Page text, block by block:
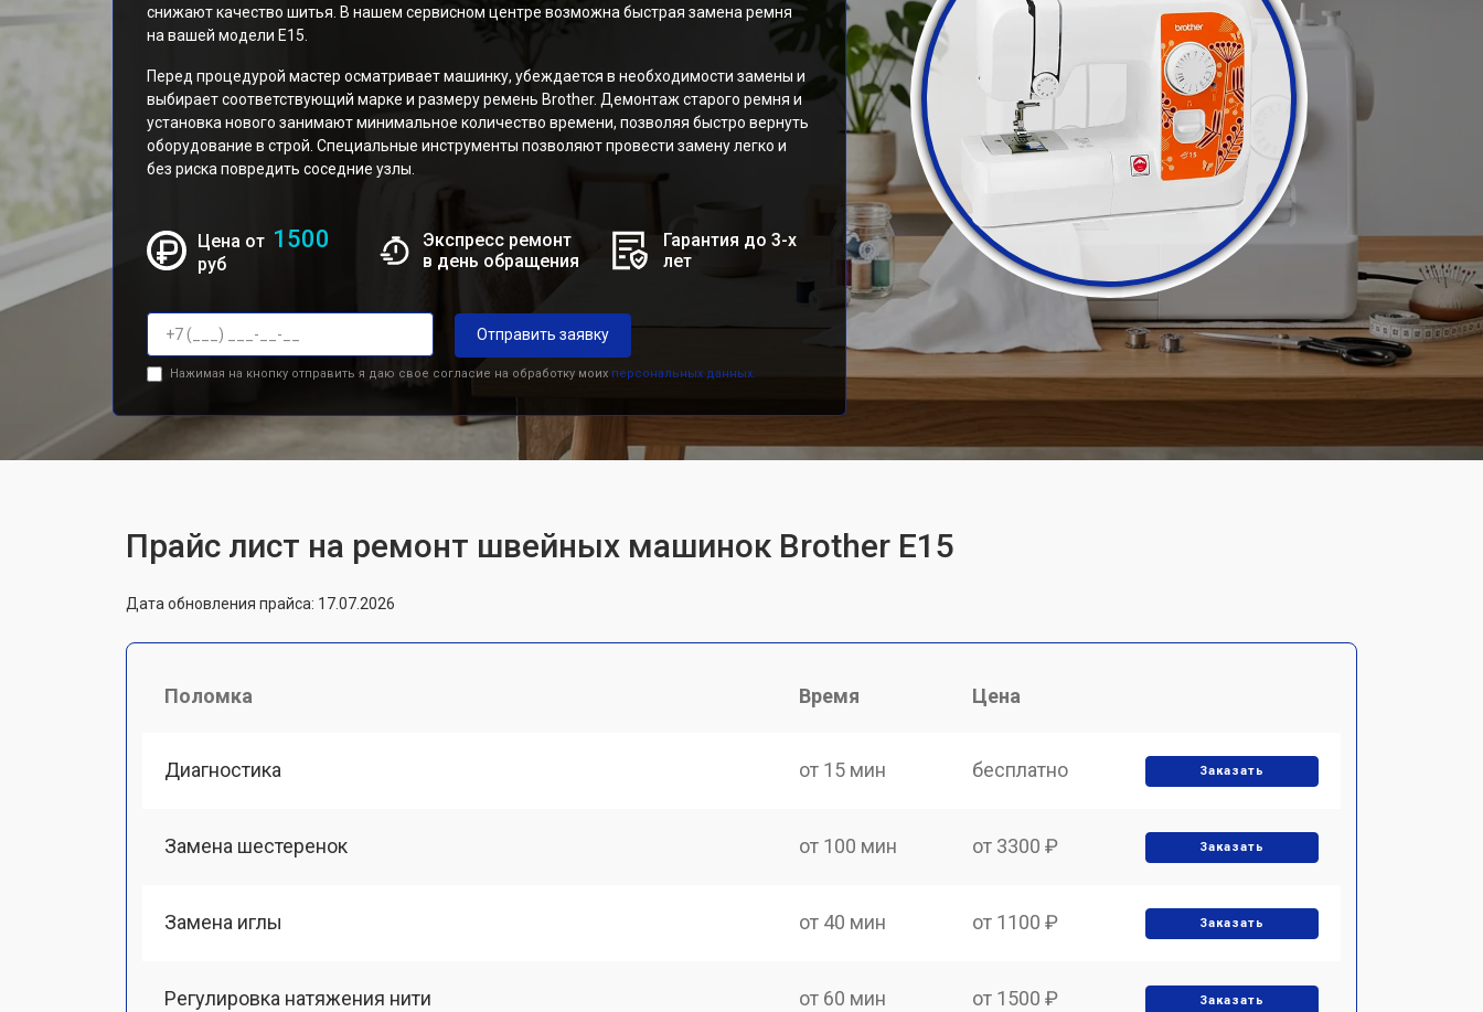
снижают качество шитья. В нашем сервисном центре возможна быстрая замена ремня
на вашей модели E15.
Перед процедурой мастер осматривает машинку, убеждается в необходимости замены и
выбирает соответствующий марке и размеру ремень Brother. Демонтаж старого ремня и
установка нового занимают минимальное количество времени, позволяя быстро вернуть
оборудование в строй. Специальные инструменты позволяют провести замену легко и
без риска повредить соседние узлы.
Цена от 1500
руб
Экспресс ремонт
в день обращения
Гарантия до 3-х
лет
Отправить заявку
Нажимая на кнопку отправить я даю свое согласие на обработку моих персональных данных.
Прайс лист на ремонт швейных машинок Brother E15
Дата обновления прайса: 17.07.2026
Поломка Время Цена
Диагностика от 15 мин бесплатно Заказать
Замена шестеренок от 100 мин от 3300 ₽ Заказать
Замена иглы от 40 мин от 1100 ₽ Заказать
Регулировка натяжения нити от 60 мин от 1500 ₽ Заказать